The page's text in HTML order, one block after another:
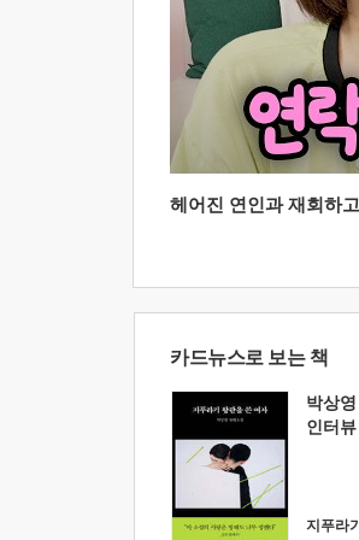
헤어진 연인과 재회하
카드뉴스로 보는 책
박상
인터뷰
지푸라